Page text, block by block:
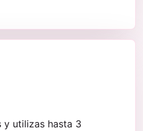
y utilizas hasta 3